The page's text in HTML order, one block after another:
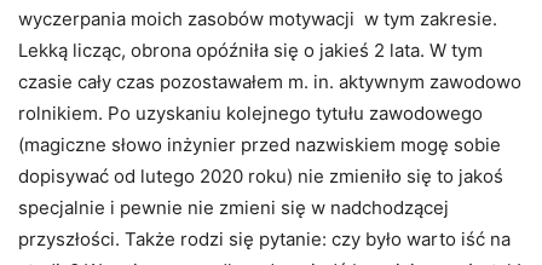
wyczerpania moich zasobów motywacji w tym zakresie.
Lekką licząc, obrona opóźniła się o jakieś 2 lata. W tym
czasie cały czas pozostawałem m. in. aktywnym zawodowo
rolnikiem. Po uzyskaniu kolejnego tytułu zawodowego
(magiczne słowo inżynier przed nazwiskiem mogę sobie
dopisywać od lutego 2020 roku) nie zmieniło się to jakoś
specjalnie i pewnie nie zmieni się w nadchodzącej
przyszłości. Także rodzi się pytanie: czy było warto iść na